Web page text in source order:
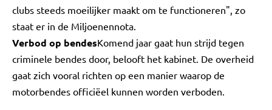
clubs steeds moeilijker maakt om te functioneren", zo
staat er in de Miljoenennota.
Verbod op bendesKomend jaar gaat hun strijd tegen
criminele bendes door, belooft het kabinet. De overheid
gaat zich vooral richten op een manier waarop de
motorbendes officiëel kunnen worden verboden.